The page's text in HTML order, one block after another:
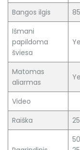
Bangos ilgis
Išmani
papildoma
šviesa
Matomas
aliarmas
Video
Raiška